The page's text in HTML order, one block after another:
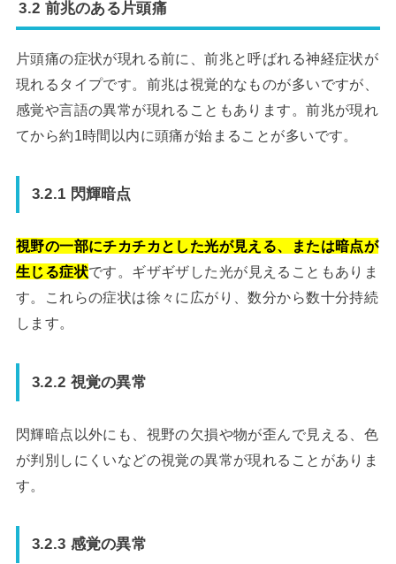
3.2 前兆のある片頭痛
片頭痛の症状が現れる前に、前兆と呼ばれる神経症状が
現れるタイプです。前兆は視覚的なものが多いですが、
感覚や言語の異常が現れることもあります。前兆が現れ
てから約1時間以内に頭痛が始まることが多いです。
3.2.1 閃輝暗点
視野の一部にチカチカとした光が見える、または暗点が
生じる症状です。ギザギザした光が見えることもありま
す。これらの症状は徐々に広がり、数分から数十分持続
します。
3.2.2 視覚の異常
閃輝暗点以外にも、視野の欠損や物が歪んで見える、色
が判別しにくいなどの視覚の異常が現れることがありま
す。
3.2.3 感覚の異常